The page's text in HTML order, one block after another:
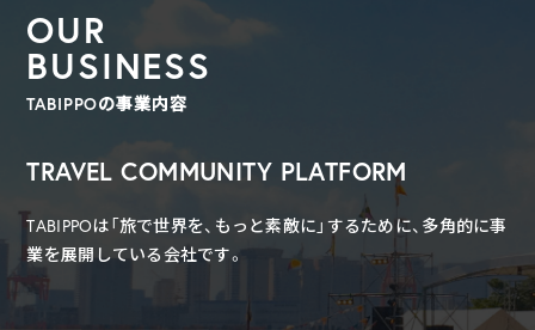
OUR
BUSINESS
TABIPPOの事業内容
TRAVEL COMMUNITY PLATFORM
TABIPPOは「旅で世界を、もっと素敵に」するために、多角的に事
業を展開している会社です。